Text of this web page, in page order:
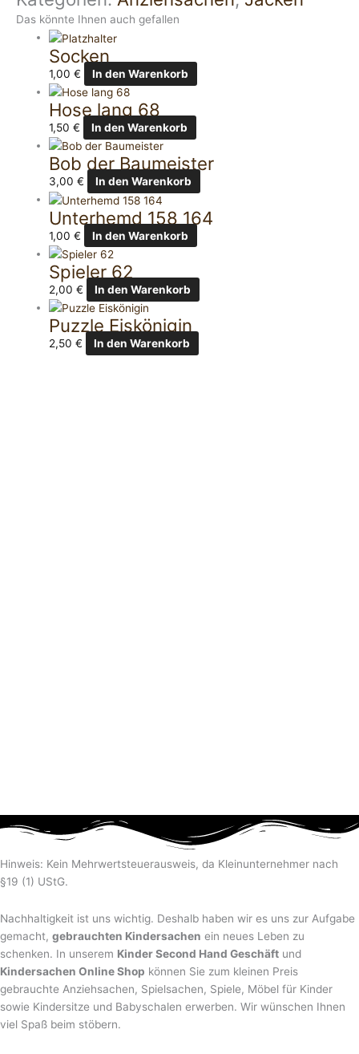
Das könnte Ihnen auch gefallen
Socken
1,00€ In den Warenkorb
Hose lang 68
1,50€ In den Warenkorb
Bob der Baumeister
3,00€ In den Warenkorb
Unterhemd 158 164
1,00€ In den Warenkorb
Spieler 62
2,00€ In den Warenkorb
Puzzle Eiskönigin
2,50€ In den Warenkorb
Hinweis: Kein Mehrwertsteuerausweis, da Kleinunternehmer nach
§19 (1) UStG.
Nachhaltigkeit ist uns wichtig. Deshalb haben wir es uns zur Aufgabe
gemacht, gebrauchten Kindersachen ein neues Leben zu
schenken. In unserem Kinder Second Hand Geschäft und
Kindersachen Online Shop können Sie zum kleinen Preis
gebrauchte Anziehsachen, Spiel­sachen, Spiele, Möbel für Kinder
sowie Kindersitze und Babyschalen erwerben. Wir wünschen Ihnen
viel Spaß beim stöbern.